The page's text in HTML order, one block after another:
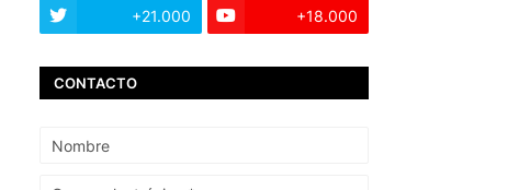
+21.000 +18.000
CONTACTO